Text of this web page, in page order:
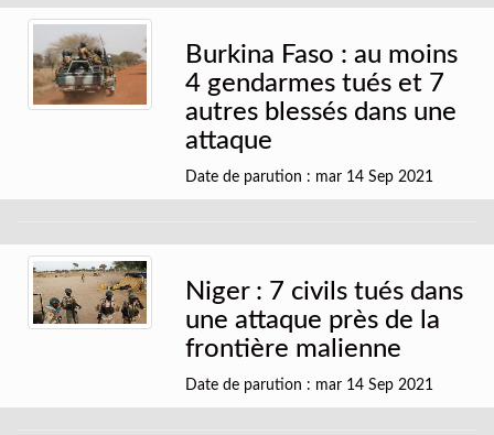
Burkina Faso : au moins
4 gendarmes tués et 7
autres blessés dans une
attaque
Date de parution : mar 14 Sep 2021
Niger : 7 civils tués dans
une attaque près de la
frontière malienne
Date de parution : mar 14 Sep 2021